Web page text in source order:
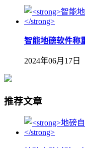
智能地磅软件称
2024年06月17日
推荐文章